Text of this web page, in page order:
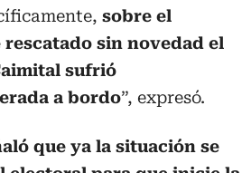
sobre el
sin novedad el
sufrió
a bordo”, expresó.
que ya la situación se